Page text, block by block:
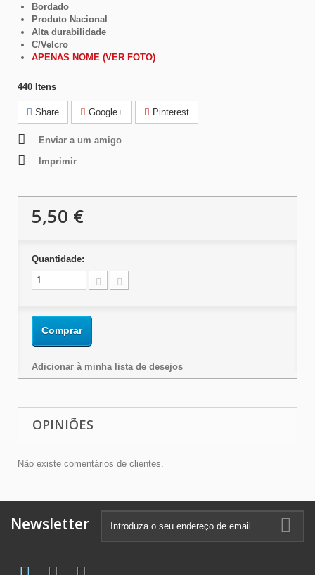
Bordado
Produto Nacional
Alta durabilidade
C/Velcro
APENAS NOME (VER FOTO)
440 Itens
Share Google+ Pinterest
Enviar a um amigo
Imprimir
5,50 €
Quantidade:
Comprar
Adicionar à minha lista de desejos
OPINIÕES
Não existe comentários de clientes.
Newsletter